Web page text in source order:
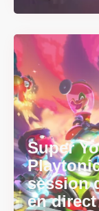
Super
session
en